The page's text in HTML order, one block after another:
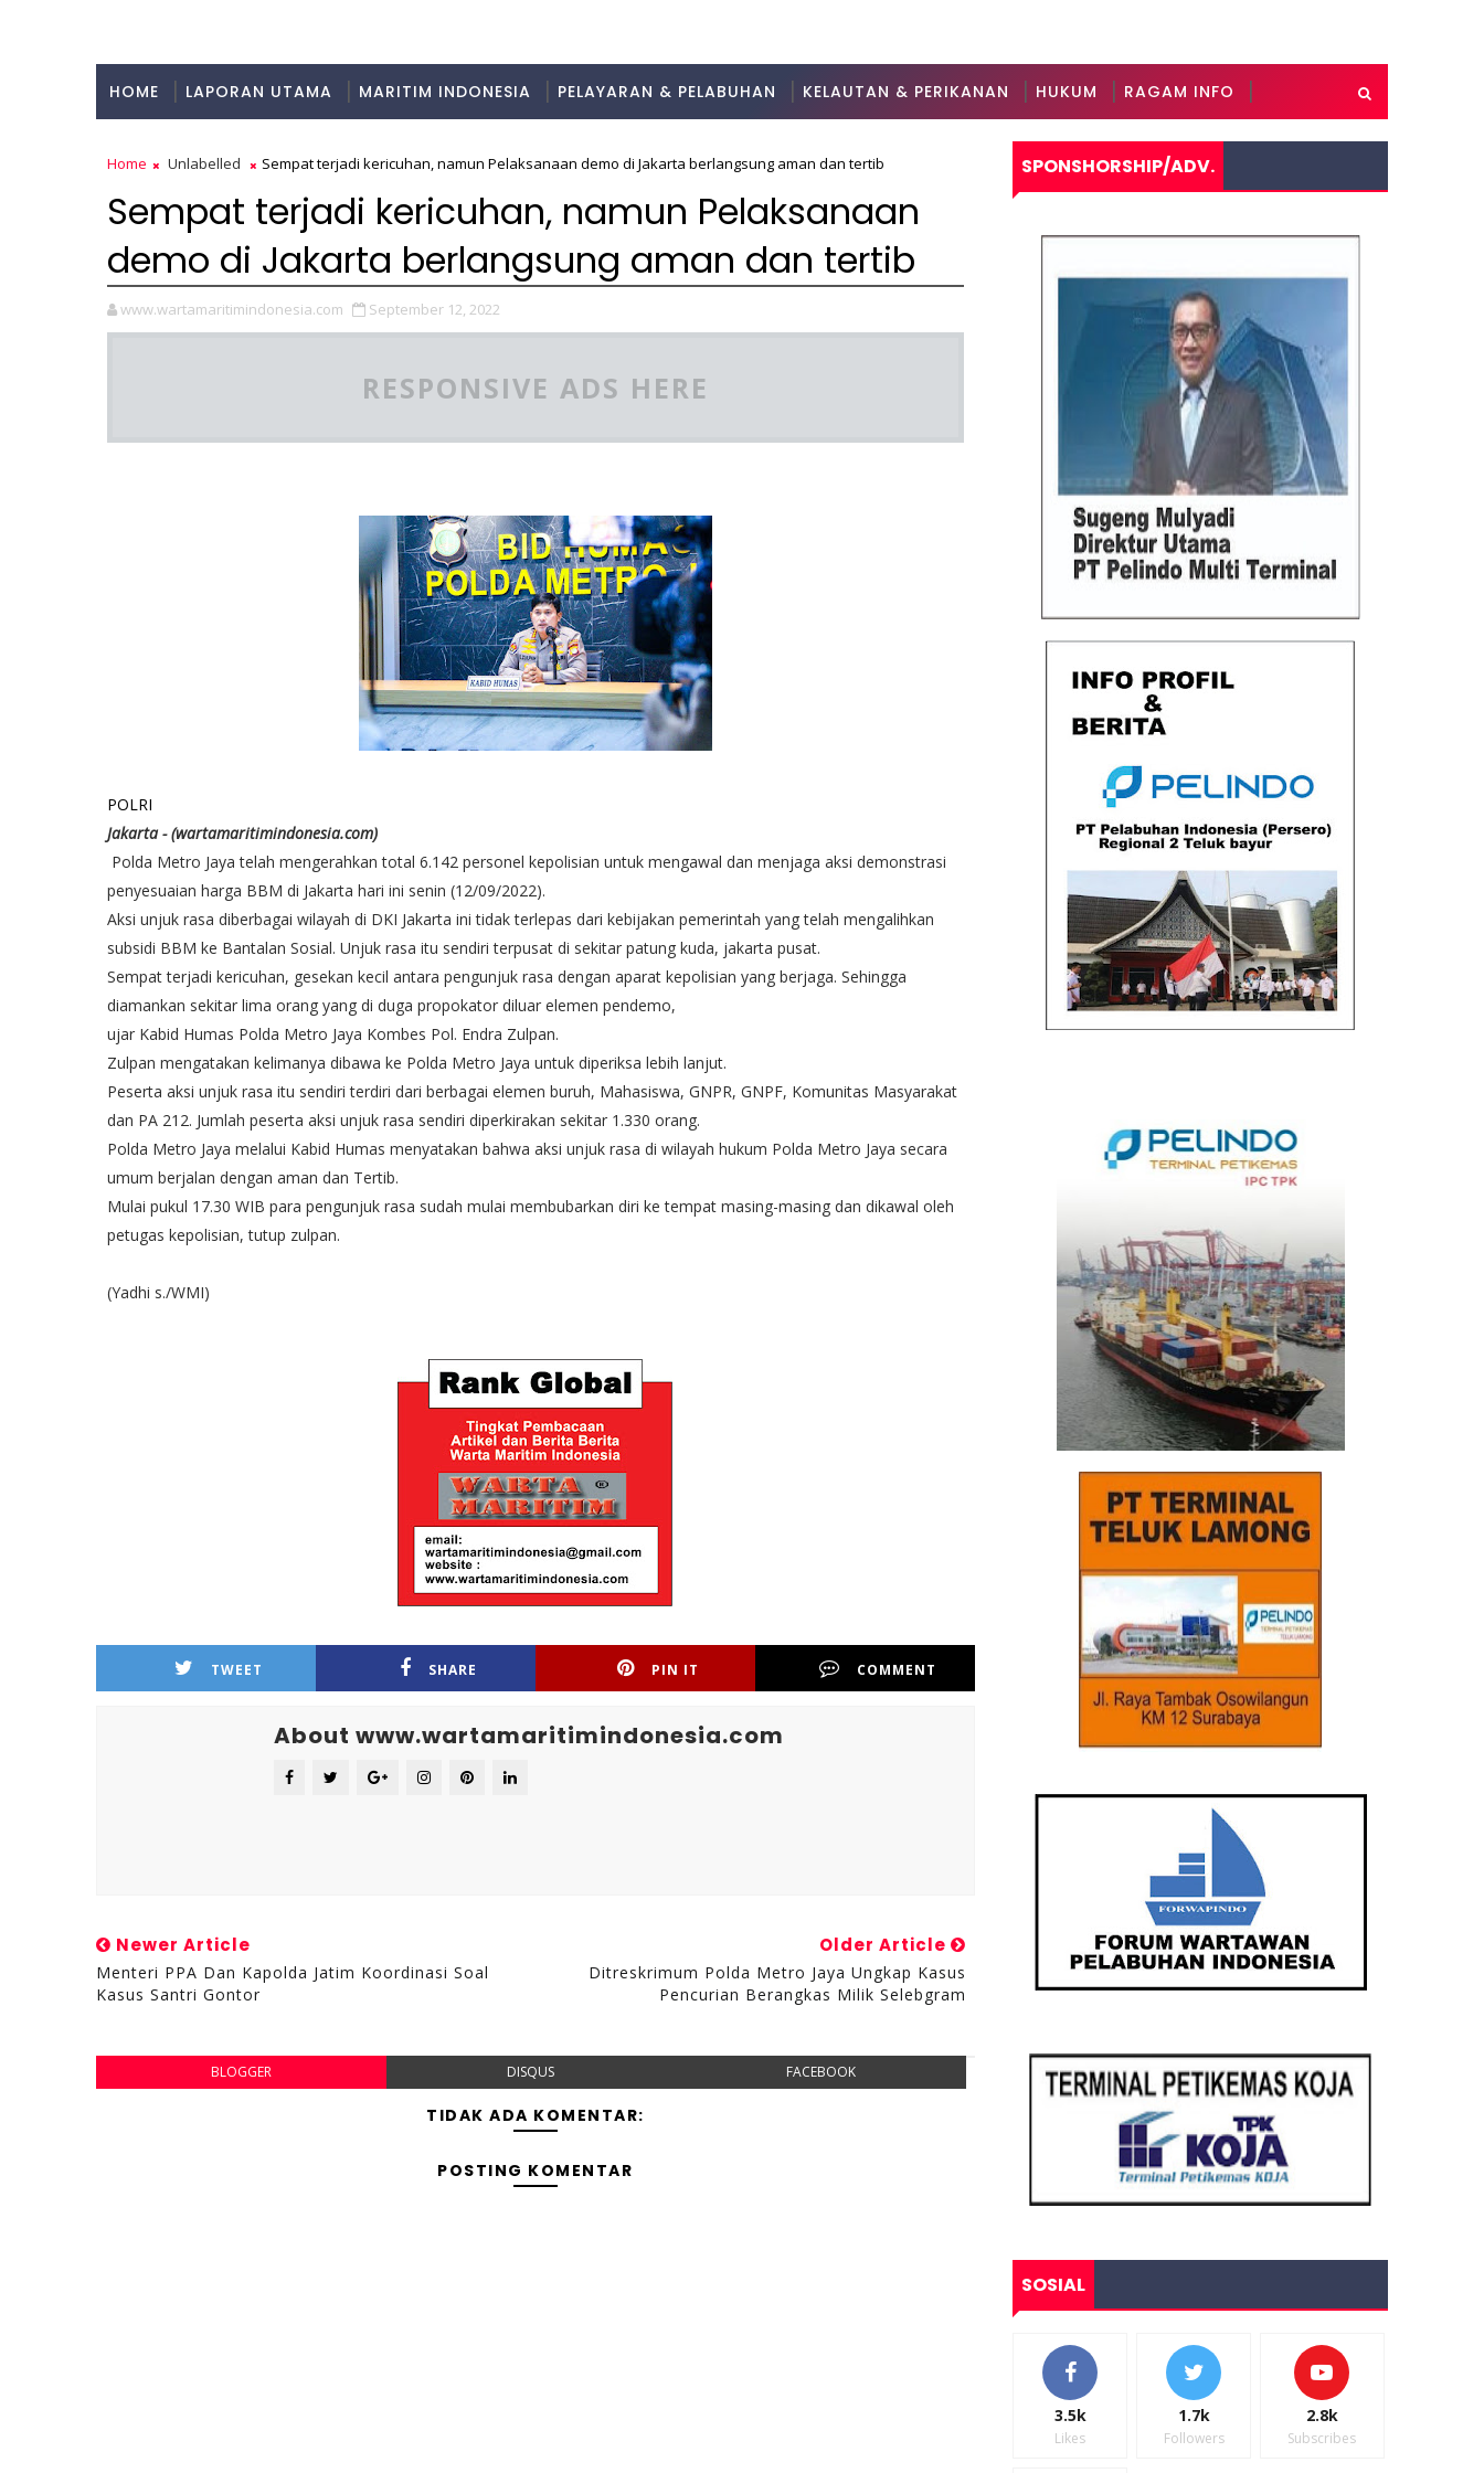
HOME LAPORAN UTAMA MARITIM INDONESIA PELAYARAN & PELABUHAN KELAUTAN & PERIKANAN HUKUM RAGAM INFO
Home Unlabelled Sempat terjadi kericuhan, namun Pelaksanaan demo di Jakarta berlangsung aman dan tertib
Sempat terjadi kericuhan, namun Pelaksanaan
demo di Jakarta berlangsung aman dan tertib
www.wartamaritimindonesia.com September 12, 2022
RESPONSIVE ADS HERE
POLRI
Jakarta - (wartamaritimindonesia.com)
Polda Metro Jaya telah mengerahkan total 6.142 personel kepolisian untuk mengawal dan menjaga aksi demonstrasi
penyesuaian harga BBM di Jakarta hari ini senin (12/09/2022).
Aksi unjuk rasa diberbagai wilayah di DKI Jakarta ini tidak terlepas dari kebijakan pemerintah yang telah mengalihkan
subsidi BBM ke Bantalan Sosial. Unjuk rasa itu sendiri terpusat di sekitar patung kuda, jakarta pusat.
Sempat terjadi kericuhan, gesekan kecil antara pengunjuk rasa dengan aparat kepolisian yang berjaga. Sehingga
diamankan sekitar lima orang yang di duga propokator diluar elemen pendemo,
ujar Kabid Humas Polda Metro Jaya Kombes Pol. Endra Zulpan.
Zulpan mengatakan kelimanya dibawa ke Polda Metro Jaya untuk diperiksa lebih lanjut.
Peserta aksi unjuk rasa itu sendiri terdiri dari berbagai elemen buruh, Mahasiswa, GNPR, GNPF, Komunitas Masyarakat
dan PA 212. Jumlah peserta aksi unjuk rasa sendiri diperkirakan sekitar 1.330 orang.
Polda Metro Jaya melalui Kabid Humas menyatakan bahwa aksi unjuk rasa di wilayah hukum Polda Metro Jaya secara
umum berjalan dengan aman dan Tertib.
Mulai pukul 17.30 WIB para pengunjuk rasa sudah mulai membubarkan diri ke tempat masing-masing dan dikawal oleh
petugas kepolisian, tutup zulpan.
(Yadhi s./WMI)
TWEET SHARE PIN IT COMMENT
About www.wartamaritimindonesia.com
Newer Article
Menteri PPA Dan Kapolda Jatim Koordinasi Soal
Kasus Santri Gontor
Older Article
Ditreskrimum Polda Metro Jaya Ungkap Kasus
Pencurian Berangkas Milik Selebgram
BLOGGER DISQUS FACEBOOK
TIDAK ADA KOMENTAR:
POSTING KOMENTAR
SPONSHORSHIP/ADV.
SOSIAL
3.5k
Likes
1.7k
Followers
2.8k
Subscribes